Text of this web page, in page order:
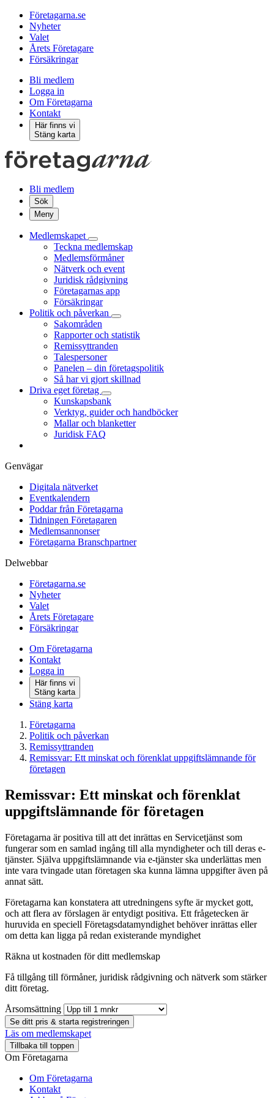
Företagarna.se
Nyheter
Valet
Årets Företagare
Försäkringar
Bli medlem
Logga in
Om Företagarna
Kontakt
Här finns vi
Stäng karta
Bli medlem
Sök
Meny
Medlemskapet
Teckna medlemskap
Medlemsförmåner
Nätverk och event
Juridisk rådgivning
Företagarnas app
Försäkringar
Politik och påverkan
Sakområden
Rapporter och statistik
Remissyttranden
Talespersoner
Panelen – din företagspolitik
Så har vi gjort skillnad
Driva eget företag
Kunskapsbank
Verktyg, guider och handböcker
Mallar och blanketter
Juridisk FAQ
Genvägar
Digitala nätverket
Eventkalendern
Poddar från Företagarna
Tidningen Företagaren
Medlemsannonser
Företagarna Branschpartner
Delwebbar
Företagarna.se
Nyheter
Valet
Årets Företagare
Försäkringar
Om Företagarna
Kontakt
Logga in
Här finns vi
Stäng karta
Stäng karta
Företagarna
Politik och påverkan
Remissyttranden
Remissvar: Ett minskat och förenklat uppgiftslämnande för
företagen
Remissvar: Ett minskat och förenklat
uppgiftslämnande för företagen
Företagarna är positiva till att det inrättas en Servicetjänst som
fungerar som en samlad ingång till alla myndigheter och till deras e-
tjänster. Själva uppgiftslämnande via e-tjänster ska underlättas men
inte vara tvingade utan företagen ska kunna lämna uppgifter även på
annat sätt.
Företagarna kan konstatera att utredningens syfte är mycket gott,
och att flera av förslagen är entydigt positiva. Ett frågetecken är
huruvida en speciell Företagsdatamyndighet behöver inrättas eller
om detta kan ligga på redan existerande myndighet
Räkna ut kostnaden för ditt medlemskap
Få tillgång till förmåner, juridisk rådgivning och nätverk som stärker
ditt företag.
Årsomsättning
Se ditt pris & starta registreringen
Läs om medlemskapet
Tillbaka till toppen
Om Företagarna
Om Företagarna
Kontakt